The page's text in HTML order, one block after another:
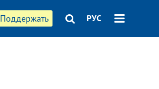
Поддержать РУС